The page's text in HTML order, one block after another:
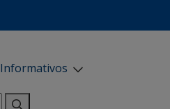
Informativos